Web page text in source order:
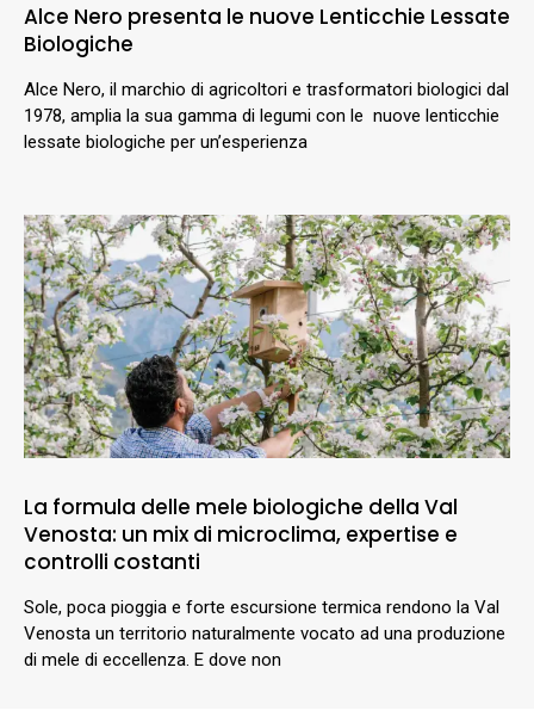
Alce Nero presenta le nuove Lenticchie Lessate
Biologiche
Alce Nero, il marchio di agricoltori e trasformatori biologici dal
1978, amplia la sua gamma di legumi con le nuove lenticchie
lessate biologiche per un’esperienza
La formula delle mele biologiche della Val
Venosta: un mix di microclima, expertise e
controlli costanti
Sole, poca pioggia e forte escursione termica rendono la Val
Venosta un territorio naturalmente vocato ad una produzione
di mele di eccellenza. E dove non